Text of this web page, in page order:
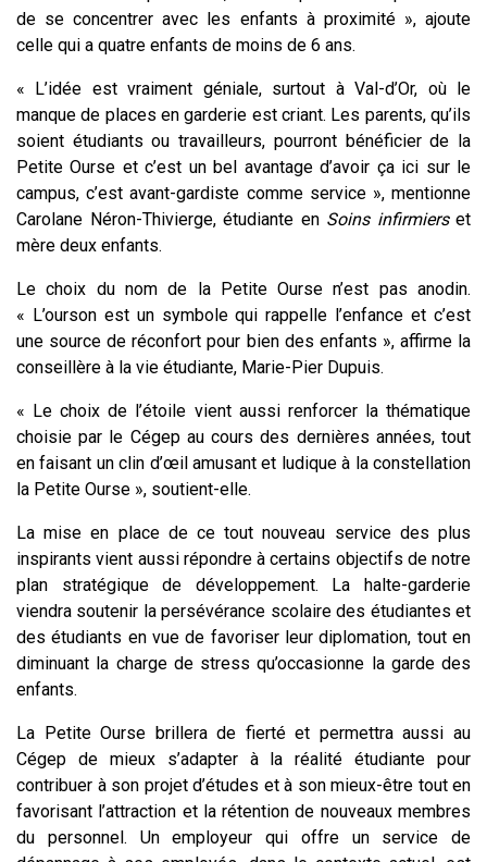
de se concentrer avec les enfants à proximité », ajoute
celle qui a quatre enfants de moins de 6 ans.
« L’idée est vraiment géniale, surtout à Val-d’Or, où le
manque de places en garderie est criant. Les parents, qu’ils
soient étudiants ou travailleurs, pourront bénéficier de la
Petite Ourse et c’est un bel avantage d’avoir ça ici sur le
campus, c’est avant-gardiste comme service », mentionne
Carolane Néron-Thivierge, étudiante en Soins infirmierset
mère deux enfants.
Le choix du nom de la Petite Ourse n’est pas anodin.
« L’ourson est un symbole qui rappelle l’enfance et c’est
une source de réconfort pour bien des enfants », affirme la
conseillère à la vie étudiante, Marie-Pier Dupuis.
« Le choix de l’étoile vient aussi renforcer la thématique
choisie par le Cégep au cours des dernières années, tout
en faisant un clin d’œil amusant et ludique à la constellation
la Petite Ourse », soutient-elle.
La mise en place de ce tout nouveau service des plus
inspirants vient aussi répondre à certains objectifs de notre
plan stratégique de développement. La halte-garderie
viendra soutenir la persévérance scolaire des étudiantes et
des étudiants en vue de favoriser leur diplomation, tout en
diminuant la charge de stress qu’occasionne la garde des
enfants.
La Petite Ourse brillera de fierté et permettra aussi au
Cégep de mieux s’adapter à la réalité étudiante pour
contribuer à son projet d’études et à son mieux-être tout en
favorisant l’attraction et la rétention de nouveaux membres
du personnel. Un employeur qui offre un service de